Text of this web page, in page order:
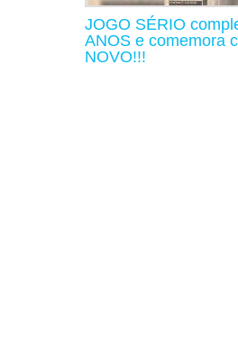
JOGO SÉRIO
ANOS e comemora
NOVO!!!